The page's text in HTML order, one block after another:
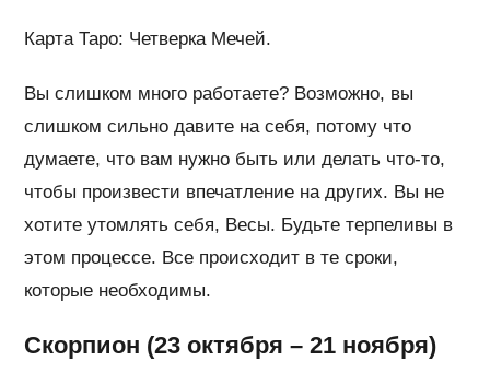
Карта Таро: Четверка Мечей.
Вы слишком много работаете? Возможно, вы
слишком сильно давите на себя, потому что
думаете, что вам нужно быть или делать что-то,
чтобы произвести впечатление на других. Вы не
хотите утомлять себя, Весы. Будьте терпеливы в
этом процессе. Все происходит в те сроки,
которые необходимы.
Скорпион (23 октября – 21 ноября)